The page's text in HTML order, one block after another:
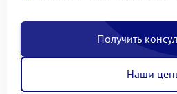
Получить
Наши